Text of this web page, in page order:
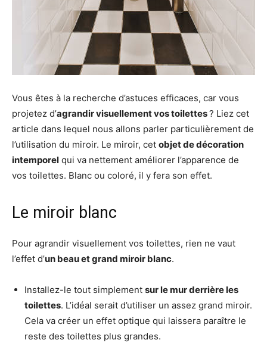
Vous êtes à la recherche d’astuces efficaces, car vous
projetez d’agrandir visuellement vos toilettes? Liez cet
article dans lequel nous allons parler particulièrement de
l’utilisation du miroir. Le miroir, cet objet de décoration
intemporel qui va nettement améliorer l’apparence de
vos toilettes. Blanc ou coloré, il y fera son effet.
Le miroir blanc
Pour agrandir visuellement vos toilettes, rien ne vaut
l’effet d’un beau et grand miroir blanc.
Installez-le tout simplement sur le mur derrière les
toilettes. L’idéal serait d’utiliser un assez grand miroir.
Cela va créer un effet optique qui laissera paraître le
reste des toilettes plus grandes.